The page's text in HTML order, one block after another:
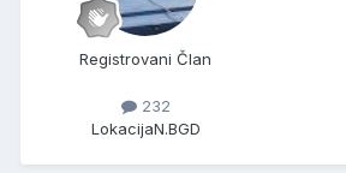
Registrovani Član
232
LokacijaN.BGD